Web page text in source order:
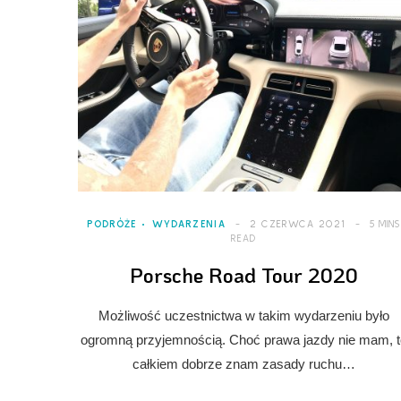
PODRÓŻE WYDARZENIA 2 CZERWCA 2021
5 MINS
READ
Porsche Road Tour 2020
Możliwość uczestnictwa w takim wydarzeniu było
ogromną przyjemnością. Choć prawa jazdy nie mam,
całkiem dobrze znam zasady ruchu…